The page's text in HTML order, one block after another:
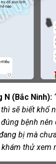
N (Bắc Ninh):
sẽ biết khổ
bệnh
bị mà
thử xem